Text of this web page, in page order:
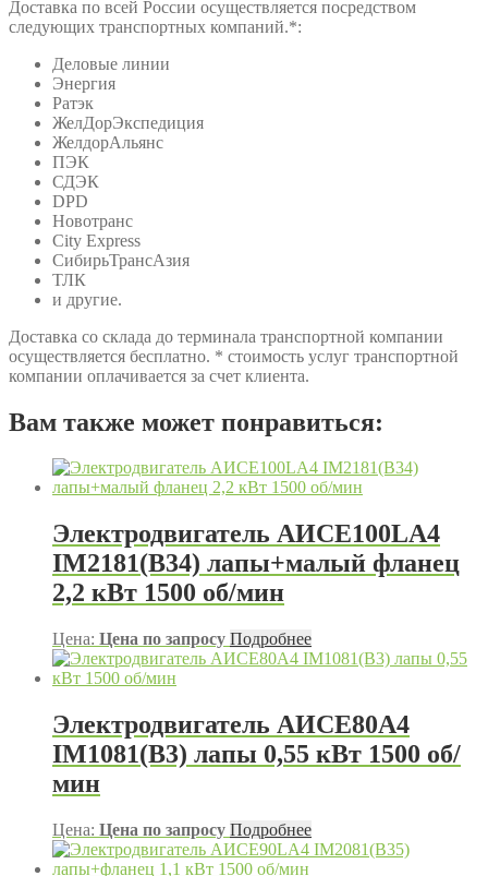
Доставка по всей России осуществляется посредством
следующих транспортных компаний.*:
Деловые линии
Энергия
Ратэк
ЖелДорЭкспедиция
ЖелдорАльянс
ПЭК
СДЭК
DPD
Новотранс
City Express
СибирьТрансАзия
ТЛК
и другие.
Доставка со склада до терминала транспортной компании
осуществляется бесплатно. * стоимость услуг транспортной
компании оплачивается за счет клиента.
Вам также может понравиться:
Электродвигатель АИСЕ100LA4
IM2181(B34) лапы+малый фланец
2,2 кВт 1500 об/мин
Цена: Цена по запросу Подробнее
Электродвигатель АИСЕ80А4
IM1081(B3) лапы 0,55 кВт 1500 об/
мин
Цена: Цена по запросу Подробнее